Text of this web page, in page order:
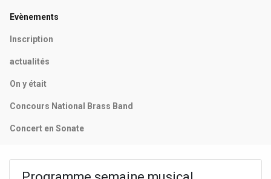
Evènements
Inscription
actualités
On y était
Concours National Brass Band
Concert en Sonate